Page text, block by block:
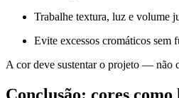
Trabalhe textura, luz e volume
Evite excessos cromáticos sem
A cor deve sustentar o projeto — não